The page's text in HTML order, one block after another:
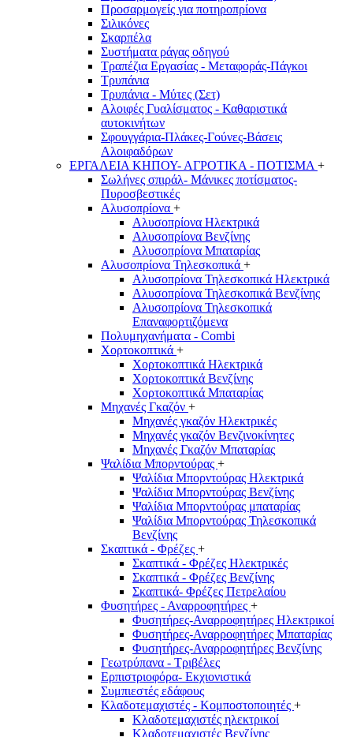
Προσαρμογείς για ποτηροπρίονα
Σιλικόνες
Σκαρπέλα
Συστήματα ράγας οδηγού
Τραπέζια Εργασίας - Μεταφοράς-Πάγκοι
Τρυπάνια
Τρυπάνια - Μύτες (Σετ)
Αλοιφές Γυαλίσματος - Καθαριστικά
αυτοκινήτων
Σφουγγάρια-Πλάκες-Γούνες-Βάσεις
Αλοιφαδόρων
ΕΡΓΑΛΕΙΑ ΚΗΠΟΥ- ΑΓΡΟΤΙΚΑ - ΠΟΤΙΣΜΑ +
Σωλήνες σπιράλ- Μάνικες ποτίσματος-
Πυροσβεστικές
Αλυσοπρίονα +
Αλυσοπρίονα Ηλεκτρικά
Αλυσοπρίονα Βενζίνης
Αλυσοπρίονα Μπαταρίας
Αλυσοπρίονα Τηλεσκοπικά +
Αλυσοπρίονα Τηλεσκοπικά Ηλεκτρικά
Αλυσοπρίονα Τηλεσκοπικά Βενζίνης
Αλυσοπρίονα Τηλεσκοπικά
Επαναφορτιζόμενα
Πολυμηχανήματα - Combi
Χορτοκοπτικά +
Χορτοκοπτικά Ηλεκτρικά
Χορτοκοπτικά Βενζίνης
Χορτοκοπτικά Μπαταρίας
Μηχανές Γκαζόν +
Μηχανές γκαζόν Ηλεκτρικές
Μηχανές γκαζόν Βενζινοκίνητες
Μηχανές Γκαζόν Μπαταρίας
Ψαλίδια Μπορντούρας +
Ψαλίδια Μπορντούρας Hλεκτρικά
Ψαλίδια Μπορντούρας Βενζίνης
Ψαλίδια Μπορντούρας μπαταρίας
Ψαλίδια Μπορντούρας Τηλεσκοπικά
Βενζίνης
Σκαπτικά - Φρέζες +
Σκαπτικά - Φρέζες Ηλεκτρικές
Σκαπτικά - Φρέζες Βενζίνης
Σκαπτικά- Φρέζες Πετρελαίου
Φυσητήρες - Αναρροφητήρες +
Φυσητήρες-Αναρροφητήρες Ηλεκτρικοί
Φυσητήρες-Αναρροφητήρες Μπαταρίας
Φυσητήρες-Αναρροφητήρες Βενζίνης
Γεωτρύπανα - Τριβέλες
Ερπιστριοφόρα- Εκχιονιστικά
Συμπιεστές εδάφους
Κλαδοτεμαχιστές - Κομποστοποιητές +
Κλαδοτεμαχιστές ηλεκτρικοί
Κλαδοτεμαχιστές Βενζίνης